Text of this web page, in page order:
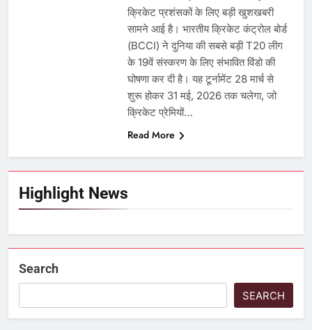
Highlight News
क्रिकेट प्रशंसकों के लिए बड़ी खुशखबरी
सामने आई है। भारतीय क्रिकेट कंट्रोल बोर्ड
(BCCI) ने दुनिया की सबसे बड़ी T20 लीग
के 19वें संस्करण के लिए संभावित विंडो की
घोषणा कर दी है। यह टूर्नामेंट 28 मार्च से
शुरू होकर 31 मई, 2026 तक चलेगा, जो
क्रिकेट प्रेमियों…
Read More
Search
SEARCH